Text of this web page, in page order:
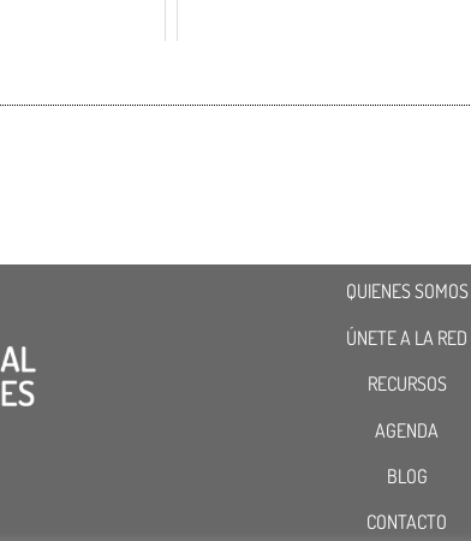
QUIENES SOMOS
ÚNETE A LA RED
RECURSOS
AGENDA
BLOG
CONTACTO